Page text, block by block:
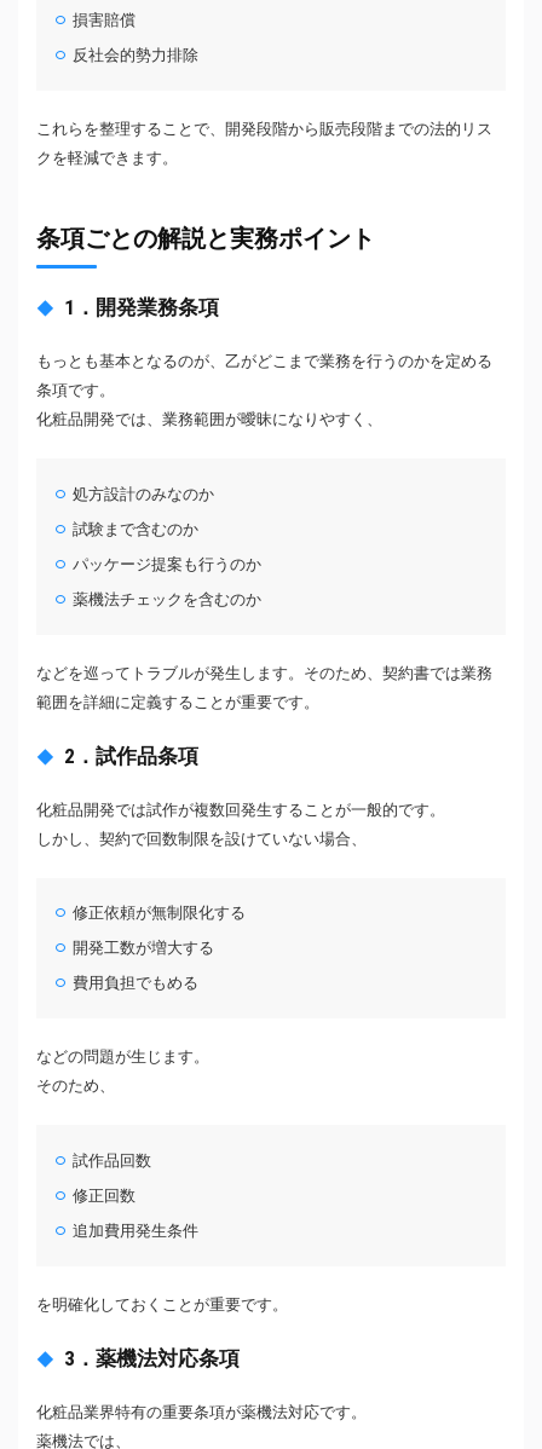
損害賠償
反社会的勢力排除
これらを整理することで、開発段階から販売段階までの法的リス
クを軽減できます。
条項ごとの解説と実務ポイント
1．開発業務条項
もっとも基本となるのが、乙がどこまで業務を行うのかを定める
条項です。
化粧品開発では、業務範囲が曖昧になりやすく、
処方設計のみなのか
試験まで含むのか
パッケージ提案も行うのか
薬機法チェックを含むのか
などを巡ってトラブルが発生します。そのため、契約書では業務
範囲を詳細に定義することが重要です。
2．試作品条項
化粧品開発では試作が複数回発生することが一般的です。
しかし、契約で回数制限を設けていない場合、
修正依頼が無制限化する
開発工数が増大する
費用負担でもめる
などの問題が生じます。
そのため、
試作品回数
修正回数
追加費用発生条件
を明確化しておくことが重要です。
3．薬機法対応条項
化粧品業界特有の重要条項が薬機法対応です。
薬機法では、